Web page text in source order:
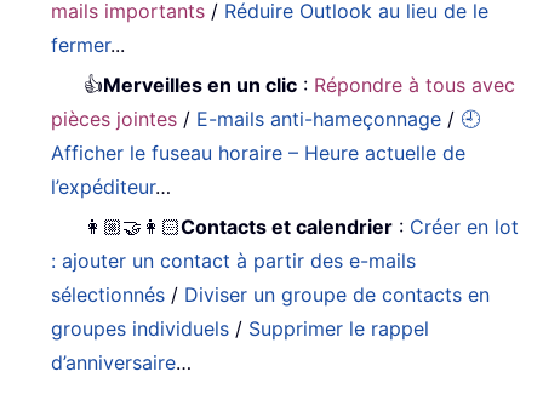
mails importants / Réduire Outlook au lieu de le
fermer...
👍Merveilles en un clic : Répondre à tous avec
pièces jointes / E-mails anti-hameçonnage / 🕘
Afficher le fuseau horaire – Heure actuelle de
l’expéditeur…
👩🏼‍🤝‍👩🏻Contacts et calendrier : Créer en lot
: ajouter un contact à partir des e-mails
sélectionnés / Diviser un groupe de contacts en
groupes individuels / Supprimer le rappel
d’anniversaire…